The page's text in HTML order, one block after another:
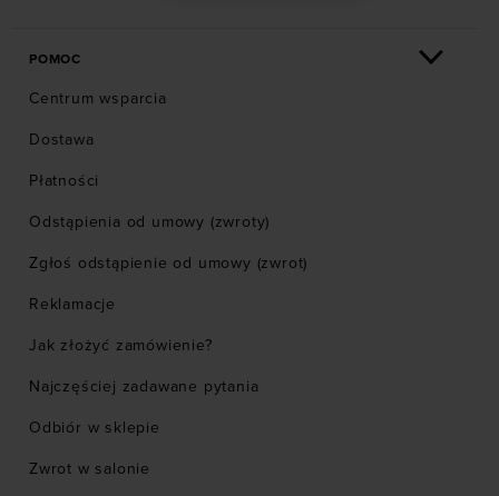
POMOC
Centrum wsparcia
Dostawa
Płatności
Odstąpienia od umowy (zwroty)
Zgłoś odstąpienie od umowy (zwrot)
Reklamacje
Jak złożyć zamówienie?
Najczęściej zadawane pytania
Odbiór w sklepie
Zwrot w salonie